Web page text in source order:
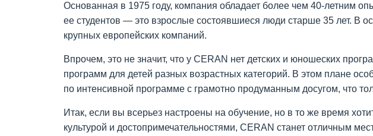
Основанная в 1975 году, компания обладает более чем 40-летним
ее студентов — это взрослые состоявшиеся люди старше 35 лет. В
крупных европейских компаний.
Впрочем, это не значит, что у CERAN нет детских и юношеских
программ для детей разных возрастных категорий. В этом плане
по интенсивной программе с грамотно продуманным досугом, что
Итак, если вы всерьез настроены на обучение, но в то же время
культурой и достопримечательностями, CERAN станет отличным